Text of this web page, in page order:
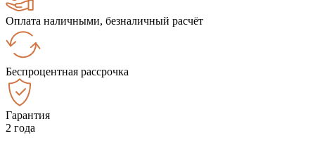
Оплата наличными, безналичный расчёт
Беспроцентная рассрочка
Гарантия
2 года